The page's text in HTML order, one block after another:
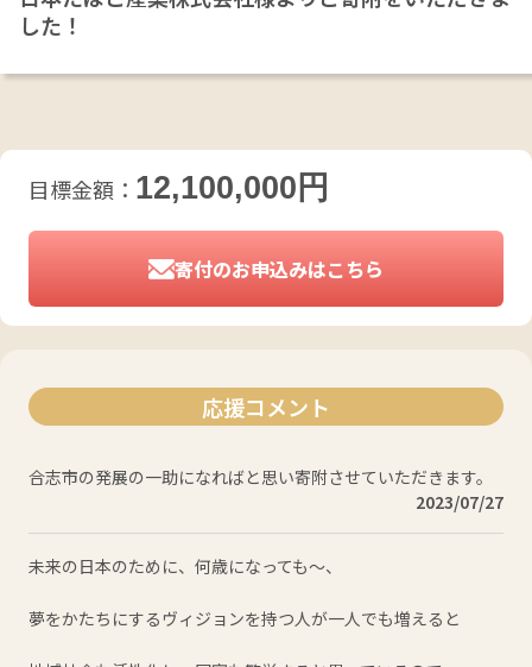
した！
目標金額： 12,100,000 円
寄付のお申込みはこちら
応援コメント
合志市の発展の一助になればと思い寄附させていただきます。
2023/07/27
未来の日本のために、何歳になっても〜、
夢をかたちにするヴィジョンを持つ人が一人でも増えると